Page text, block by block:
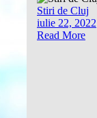
Stiri de Cluj
iulie 22, 2022
Read More